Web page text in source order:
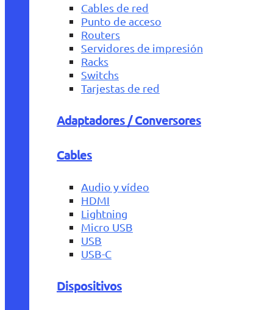
Cables de red
Punto de acceso
Routers
Servidores de impresión
Racks
Switchs
Tarjestas de red
Adaptadores / Conversores
Cables
Audio y vídeo
HDMI
Lightning
Micro USB
USB
USB-C
Dispositivos